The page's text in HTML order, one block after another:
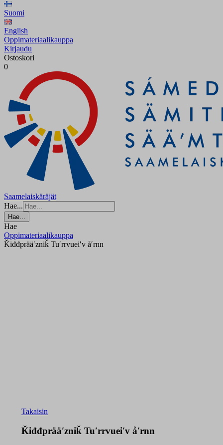
Suomi
English
Oppimateriaalikauppa
Kirjaudu
Ostoskori
0
Saamelaiskäräjät
Hae...
Hae...
Hae
Oppimateriaalikauppa
Ǩiđđprääʹzniǩ Tuʹrrvueiʹv åʹrnn
Takaisin
Ǩiđđprääʹzniǩ Tuʹrrvueiʹv åʹrnn